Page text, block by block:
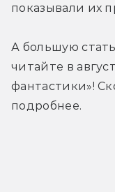
показывали их
А большую
читайте в
фантастики»!
подробнее.